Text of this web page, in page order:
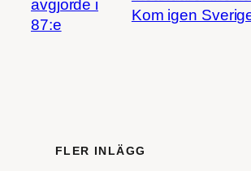
avgjorde i
87:e
Kom igen
FLER INLÄGG